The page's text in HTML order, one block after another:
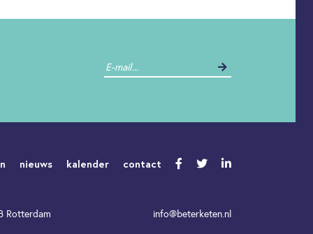
nieuws kalender contact
Rotterdam info@beterketen.nl